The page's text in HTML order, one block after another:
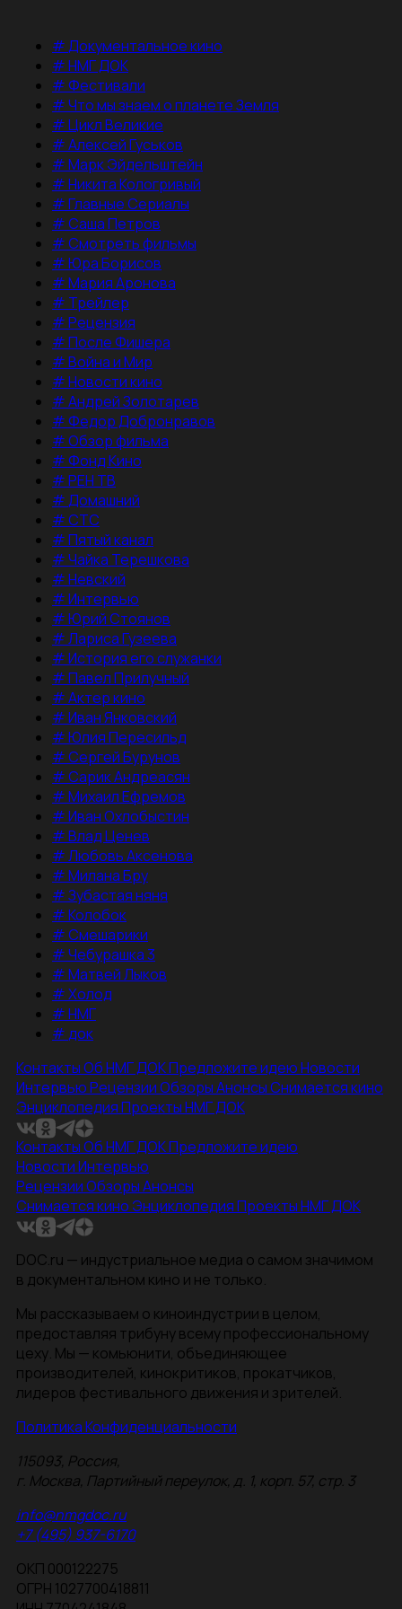
#Документальное кино
#НМГ ДОК
#Фестивали
#Что мы знаем о планете Земля
#Цикл Великие
#Алексей Гуськов
#Марк Эйдельштейн
#Никита Кологривый
#Главные Сериалы
#Саша Петров
#Смотреть фильмы
#Юра Борисов
#Мария Аронова
# Трейлер
#Рецензия
#После Фишера
#Война и Мир
#Новости кино
#Андрей Золотарев
#Федор Добронравов
#Обзор фильма
#Фонд Кино
#РЕН ТВ
#Домашний
#СТС
#Пятый канал
#Чайка Терешкова
#Невский
#Интервью
#Юрий Стоянов
#Лариса Гузеева
#История его служанки
#Павел Прилучный
#Актер кино
#Иван Янковский
#Юлия Пересильд
#Сергей Бурунов
#Сарик Андреасян
#Михаил Ефремов
#Иван Охлобыстин
#Влад Ценев
#Любовь Аксенова
#Милана Бру
#Зубастая няня
#Колобок
#Смешарики
#Чебурашка 3
#Матвей Лыков
#Холод
#НМГ
#док
КонтактыОб НМГ ДОКПредложите идеюНовости
ИнтервьюРецензииОбзорыАнонсыСнимается кино
ЭнциклопедияПроекты НМГ ДОК
КонтактыОб НМГ ДОКПредложите идею
НовостиИнтервью
РецензииОбзорыАнонсы
Снимается кино ЭнциклопедияПроекты НМГ ДОК
DOC.ru — индустриальное медиа о самом значимом
в документальном кино и не только.
Мы рассказываем о киноиндустрии в целом,
предоставляя трибуну всему профессиональному
цеху. Мы — комьюнити, объединяющее
производителей, кинокритиков, прокатчиков,
лидеров фестивального движения и зрителей.
Политика Конфиденциальности
115093, Россия,
г. Москва, Партийный переулок, д. 1, корп. 57, стр. 3
info@nmgdoc.ru
+7 (495) 937-6170
ОКП 000122275
ОГРН 1027700418811